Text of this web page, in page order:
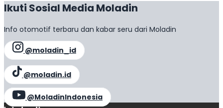
Ikuti Sosial Media Moladin
Info otomotif terbaru dan kabar seru dari Moladin
@moladin_id
@moladin.id
@MoladinIndonesia